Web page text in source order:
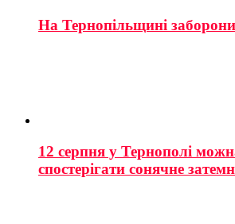
На Тернопільщині
12 серпня у Тернополі
спостерігати сонячне